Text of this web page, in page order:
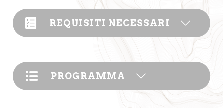
REQUISITI NECESSARI
PROGRAMMA